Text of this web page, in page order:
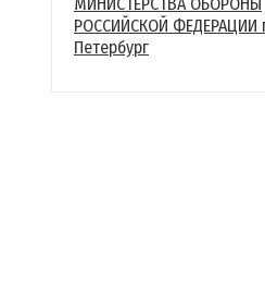
РОССИЙСКОЙ ФЕДЕРАЦИИ
Петербург